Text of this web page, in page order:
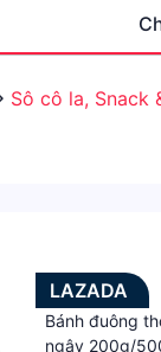
Sô cô la, Snack
LAZADA
Bánh đuông
ngậy 200g/